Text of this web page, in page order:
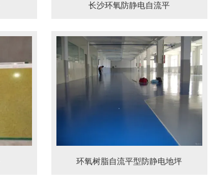
长沙环氧防静电自流平
环氧树脂自流平型防静电地坪